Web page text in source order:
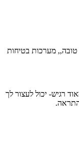
מערכות בטיחות
רגיש- יכול לעצור לך